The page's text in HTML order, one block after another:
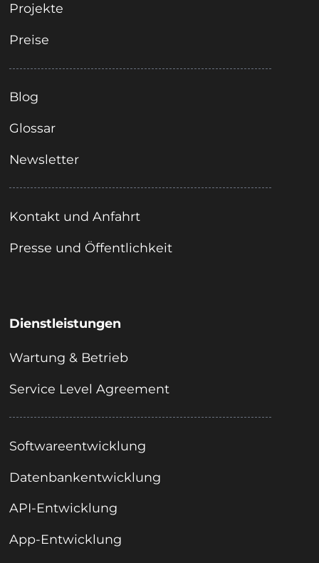
Projekte
Preise
Blog
Glossar
Newsletter
Kontakt und Anfahrt
Presse und Öffentlichkeit
Dienstleistungen
Wartung & Betrieb
Service Level Agreement
Softwareentwicklung
Datenbankentwicklung
API-Entwicklung
App-Entwicklung